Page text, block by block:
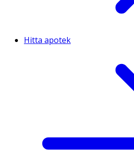
Hitta apotek